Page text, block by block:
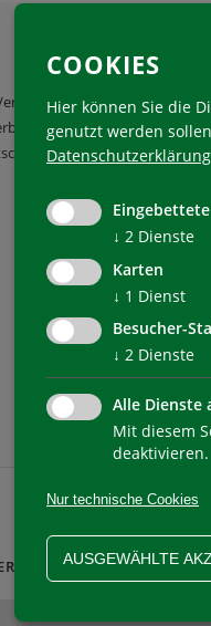
COOKIES
Hier können Sie die
genutzt werden
Datenschutzerklärung
↓ 2 Dienste
Karten
↓ 1 Dienst
Besucher-
↓ 2 Dienste
Alle Dienste
Mit diesem
deaktivieren.
Nur technische Cookies
AUSGEWÄHLTE